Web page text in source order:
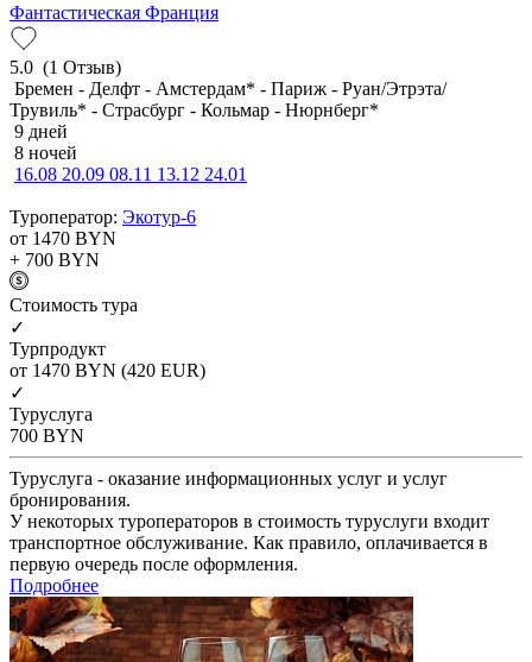
Фантастическая Франция
5.0 (1 Отзыв)
Бремен - Делфт - Амстердам* - Париж - Руан/Этрэта/
Трувиль* - Страсбург - Кольмар - Нюрнберг*
9 дней
8 ночей
16.08 20.09 08.11 13.12 24.01
Туроператор: Экотур-6
от 1470 BYN
+ 700 BYN
Cтоимость тура
✓
Турпродукт
от 1470 BYN (420 EUR)
✓
Туруслуга
700 BYN
Туруслуга - оказание информационных услуг и услуг
бронирования.
У некоторых туроператоров в стоимость туруслуги входит
транспортное обслуживание. Как правило, оплачивается в
первую очередь после оформления.
Подробнее